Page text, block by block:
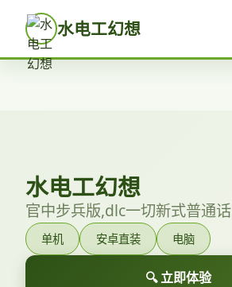
水电工幻想
水电工幻想
官中步兵版,dlc一切新式普通话
单机 安卓直装 电脑
🔍 立即体验